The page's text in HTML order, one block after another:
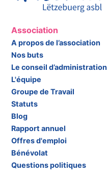
Association
A propos de l’association
Nos buts
Le conseil d’administration
L'équipe
Groupe de Travail
Statuts
Blog
Rapport annuel
Offres d'emploi
Bénévolat
Questions politiques